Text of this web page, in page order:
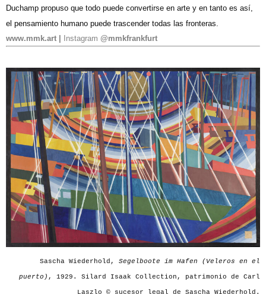
Duchamp propuso que todo puede convertirse en arte y en tanto es así,
el pensamiento humano puede trascender todas las fronteras.
www.mmk.art
Instagram @mmkfrankfurt
Sascha Wiederhold, Segelboote im Hafen (Veleros en el
puerto) , 1929. Silard Isaak Collection, patrimonio de Carl
Laszlo © sucesor legal de Sascha Wiederhold.